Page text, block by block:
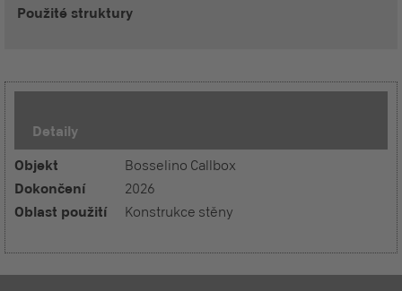
Použité struktury
Detaily
Objekt Bosselino Callbox
Dokončení 2026
Oblast použití Konstrukce stěny